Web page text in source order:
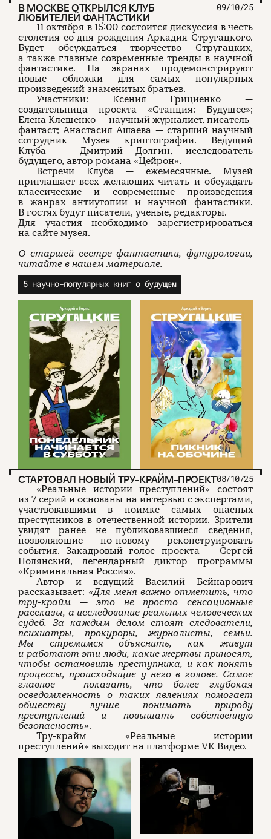
В МОСКВЕ ОТКРЫЛСЯ КЛУБ
ЛЮБИТЕЛЕЙ ФАНТАСТИКИ
09/10/25
11 октября в 15:00 состоится дискуссия в честь
столетия со дня рождения Аркадия Стругацкого.
Будет обсуждаться творчество Стругацких,
а также главные современные тренды в научной
фантастике. На экранах продемонстрируют
новые обложки для самых популярных
произведений знаменитых братьев.
Участники: Ксения Грициенко —
создательница проекта «Станция: Будущее»;
Елена Клещенко — научный журналист, писатель-
фантаст; Анастасия Ашаева — старший научный
сотрудник Музея криптографии. Ведущий
Клуба — Дмитрий Долгин, исследователь
будущего, автор романа «Цейрон».
Встречи Клуба — ежемесячные. Музей
приглашает всех желающих читать и обсуждать
классические и современные произведения
в жанрах антиутопии и научной фантастики.
В гостях будут писатели, ученые, редакторы.
Для участия необходимо зарегистрироваться
на сайте музея.
О старшей сестре фантастики, футурологии,
читайте в нашем материале.
5 научно-популярных книг о будущем
СТАРТОВАЛ НОВЫЙ ТРУ-КРАЙМ-ПРОЕКТ08/10/25
«Реальные истории преступлений» состоят
из 7 серий и основаны на интервью с экспертами,
участвовавшими в поимке самых опасных
преступников в отечественной истории. Зрители
увидят ранее не публиковавшиеся сведения,
позволяющие по-новому реконструировать
события. Закадровый голос проекта — Сергей
Полянский, легендарный диктор программы
«Криминальная Россия».
Автор и ведущий Василий Бейнарович
рассказывает: «Для меня важно отметить, что
тру-крайм — это не просто сенсационные
рассказы, а исследование реальных человеческих
судеб. За каждым делом стоят следователи,
психиатры, прокуроры, журналисты, семьи.
Мы стремимся объяснить, как живут
и работают эти люди, какие жертвы приносят,
чтобы остановить преступника, и как понять
процессы, происходящие у него в голове. Самое
главное — показать, что более глубокая
осведомленность о таких явлениях помогает
обществу лучше понимать природу
преступлений и повышать собственную
безопасность».
Тру-крайм «Реальные истории
преступлений» выходит на платформе VK Видео.
О проекте
Команда
Авторы
Журнал
Подписаться на журнал
ЧТИВО ДОМ
YouTube
Telegram
VK
Рекламодателям
Пользовательское соглашение
Политика конфиденциальности
(c) ЧТИВО 2026. Все права защищены
Разработка:
Astroshock